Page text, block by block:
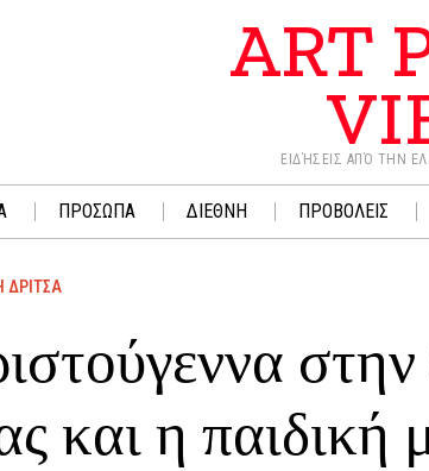
ART
ΕΙΔΉΣΕΙΣ ΑΠΌ ΤΗΝ
ΠΡΟΣΩΠΑ ΔΙΕΘΝΗ ΠΡΟΒΟΛΕΙΣ
ΔΡΙΤΣΑ
και η παιδική